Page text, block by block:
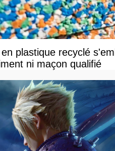
plastique recyclé
ni maçon qualifié